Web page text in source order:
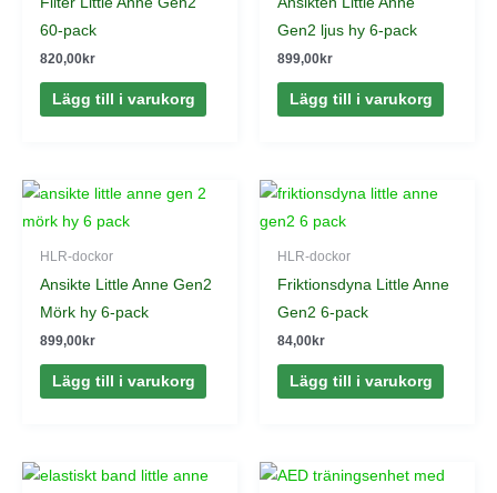
60-pack
820,00kr
Lägg till i varukorg
Gen2 ljus hy 6-pack
899,00kr
Lägg till i varukorg
HLR-dockor
Ansikte Little Anne Gen2
Mörk hy 6-pack
899,00kr
Lägg till i varukorg
HLR-dockor
Friktionsdyna Little Anne
Gen2 6-pack
84,00kr
Lägg till i varukorg